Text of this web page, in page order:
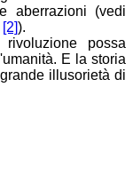
aberrazioni (vedi
[2]).
possa
E la storia
illusorietà di